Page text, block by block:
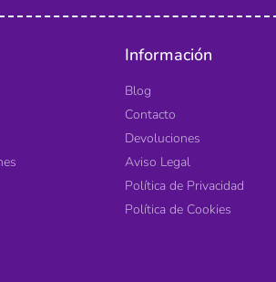
Información
Blog
Contacto
Devoluciones
Aviso Legal
Política de Privacidad
Política de Cookies